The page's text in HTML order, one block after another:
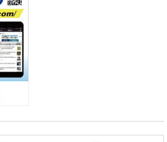
日本「鐵路攝影迷」教授研發新技術
與低功耗的新型AI處理器
強化新類別，促進青年研究人員赴海外開
瀧川 進